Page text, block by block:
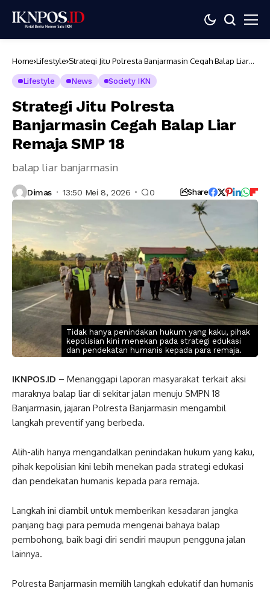
Home Lifestyle Strategi Jitu Polresta Banjarmasin Cegah Balap Liar
Lifestyle News Society IKN
Strategi Jitu Polresta
Banjarmasin Cegah Balap Liar
Remaja SMP 18
balap liar banjarmasin
Dimas 13:50 Mei 8, 2026 0 Share
Tidak hanya penindakan hukum yang kaku, pihak
kepolisian kini menekan pada strategi edukasi
dan pendekatan humanis kepada para remaja.
IKNPOS.ID – Menanggapi laporan masyarakat terkait aksi
maraknya balap liar di sekitar jalan menuju SMPN 18
Banjarmasin, jajaran Polresta Banjarmasin mengambil
langkah preventif yang berbeda.
Alih-alih hanya mengandalkan penindakan hukum yang kaku,
pihak kepolisian kini lebih menekan pada strategi edukasi
dan pendekatan humanis kepada para remaja.
Langkah ini diambil untuk memberikan kesadaran jangka
panjang bagi para pemuda mengenai bahaya balap
pembohong, baik bagi diri sendiri maupun pengguna jalan
lainnya.
Polresta Banjarmasin memilih langkah edukatif dan humanis